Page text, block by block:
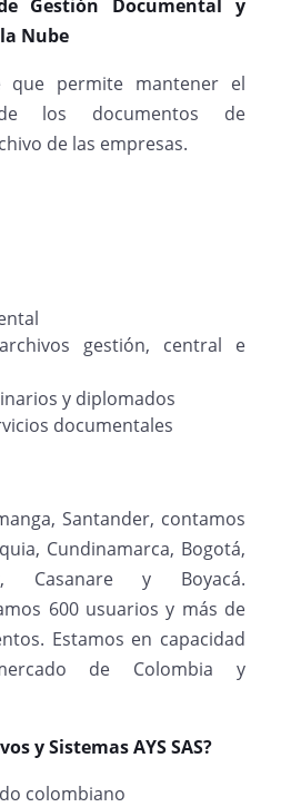
Gestión Documental y
Nube
que permite mantener el
los documentos de
de las empresas.
gestión, central e
y diplomados
documentales
Santander, contamos
Cundinamarca, Bogotá,
Casanare y Boyacá.
600 usuarios y más de
Estamos en capacidad
de Colombia y
y Sistemas AYS SAS?
colombiano